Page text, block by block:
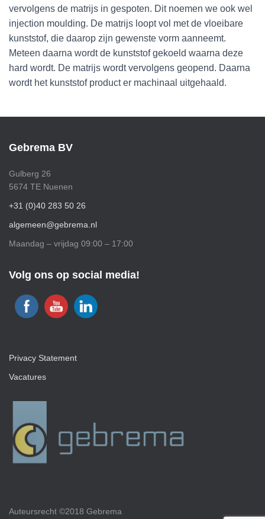
vervolgens de matrijs in gespoten. Dit noemen we ook wel
injection moulding. De matrijs loopt vol met de vloeibare
kunststof, die daarop zijn gewenste vorm aanneemt.
Meteen daarna wordt de kunststof gekoeld waarna deze
hard wordt. De matrijs wordt vervolgens geopend. Daarna
wordt het kunststof product er machinaal uitgehaald.
Gebrema BV
Gulberg 26
5674 TE Nuenen
+31 (0)40 283 50 26
algemeen@gebrema.nl
Maandag – vrijdag 09:00 – 17:00
Volg ons op social media!
Privacy Statement
Vacatures
Auteursrecht ©2018 Gebrema